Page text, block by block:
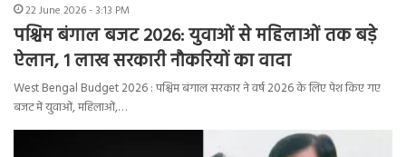
22 June 2026 - 3:13 PM
पश्चिम बंगाल बजट 2026: युवाओं से महिलाओं तक बड़े
ऐलान, 1 लाख सरकारी नौकरियों का वादा
West Bengal Budget 2026 : पश्चिम बंगाल सरकार ने वर्ष 2026 के लिए पेश किए गए
बजट में युवाओं, महिलाओं,…